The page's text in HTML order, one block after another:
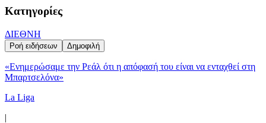
Κατηγορίες
ΔΙΕΘΝΗ
Ροή ειδήσεων Δημοφιλή
«Ενημερώσαμε την Ρεάλ ότι η απόφασή του είναι να ενταχθεί στη
Μπαρτσελόνα»
La Liga
|